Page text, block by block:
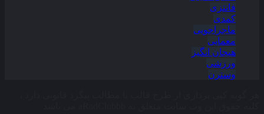
فانتزی
کمدی
ماجراجویی
معمایی
هیجان انگیز
ورزشی
وسترن